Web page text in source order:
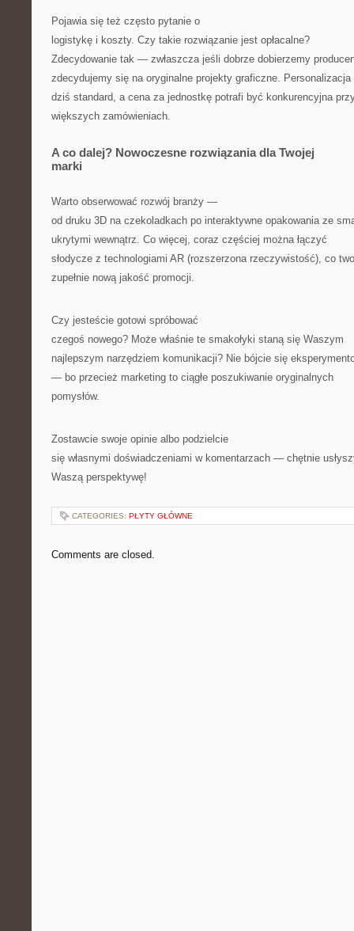
Pojawia się też często pytanie o
logistykę i koszty. Czy takie rozwiązanie jest opłacalne?
Zdecydowanie tak — zwłaszcza jeśli dobrze dobierzemy
zdecydujemy się na oryginalne projekty graficzne. Personalizacja
dziś standard, a cena za jednostkę potrafi być konkurencyjna
większych zamówieniach.
A co dalej? Nowoczesne rozwiązania dla Twojej
marki
Warto obserwować rozwój branży —
od druku 3D na czekoladkach po interaktywne opakowania ze
ukrytymi wewnątrz. Co więcej, coraz częściej można łączyć
słodycze z technologiami AR (rozszerzona rzeczywistość), co
zupełnie nową jakość promocji.
Czy jesteście gotowi spróbować
czegoś nowego? Może właśnie te smakołyki staną się Waszym
najlepszym narzędziem komunikacji? Nie bójcie się
— bo przecież marketing to ciągłe poszukiwanie oryginalnych
pomysłów.
Zostawcie swoje opinie albo podzielcie
się własnymi doświadczeniami w komentarzach — chętnie
Waszą perspektywę!
CATEGORIES: PŁYTY GŁÓWNE
Comments are closed.